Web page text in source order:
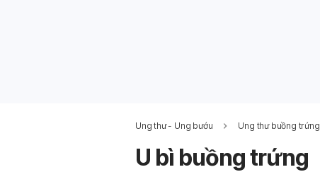
Ung thư - Ung bướu Ung thư buồng trứng
U bì buồng trứng